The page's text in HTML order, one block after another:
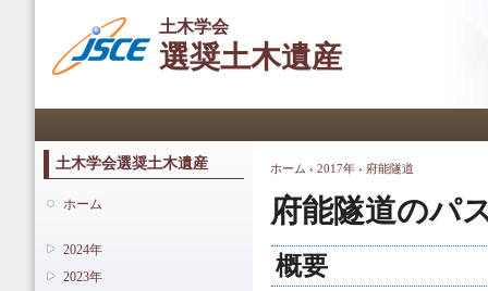
移
動
土木学会
選奨土木遺産
土木学会選奨土木遺産
ホーム
2024年
2023年
現在地
ホーム › 2017年 › 府能隧道
府能隧道のパ
概要